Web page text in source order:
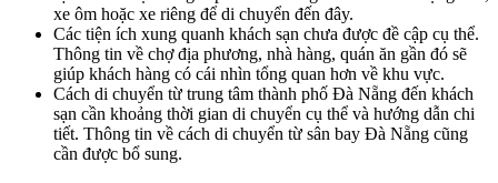
xe ôm hoặc xe riêng để di chuyển đến đây.
Các tiện ích xung quanh khách sạn chưa được đề cập cụ thể.
Thông tin về chợ địa phương, nhà hàng, quán ăn gần đó sẽ
giúp khách hàng có cái nhìn tổng quan hơn về khu vực.
Cách di chuyển từ trung tâm thành phố Đà Nẵng đến khách
sạn cần khoảng thời gian di chuyển cụ thể và hướng dẫn chi
tiết. Thông tin về cách di chuyển từ sân bay Đà Nẵng cũng
cần được bổ sung.